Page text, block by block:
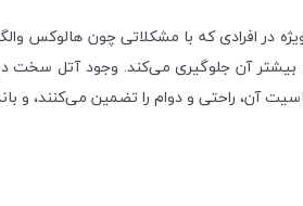
افرادی که با مشکلاتی چون هالوکس
بیشتر آن جلوگیری می‌کند. وجود آتل
راحتی و دوام را تضمین می‌کنند، و